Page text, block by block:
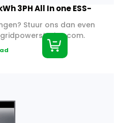
3PH All In one ESS-
Stuur ons dan even
.